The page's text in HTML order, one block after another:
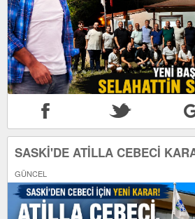
SASKİ'DE ATİLLA CEBECİ
GÜNCEL